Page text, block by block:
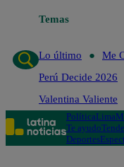
Temas
Lo último
Me
Perú Decide 2026
Valentina Valiente
PolíticaLima
Te ayudo
Deportes